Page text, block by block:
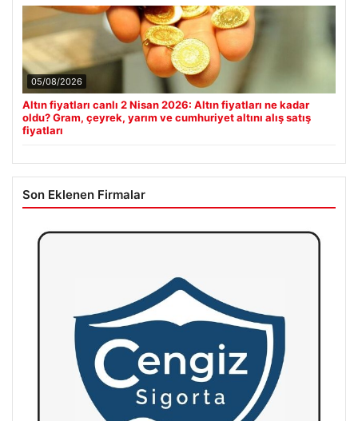
05/08/2026
Altın fiyatları canlı 2 Nisan 2026: Altın fiyatları ne kadar
oldu? Gram, çeyrek, yarım ve cumhuriyet altını alış satış
fiyatları
Son Eklenen Firmalar